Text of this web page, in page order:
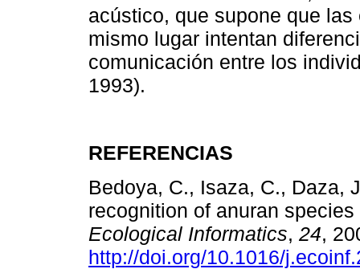
acústico, que supone que
mismo lugar intentan
comunicación entre los
1993).
REFERENCIAS
Bedoya, C., Isaza, C., Daza,
recognition of anuran
Ecological Informatics, 24,
http://doi.org/10.1016/